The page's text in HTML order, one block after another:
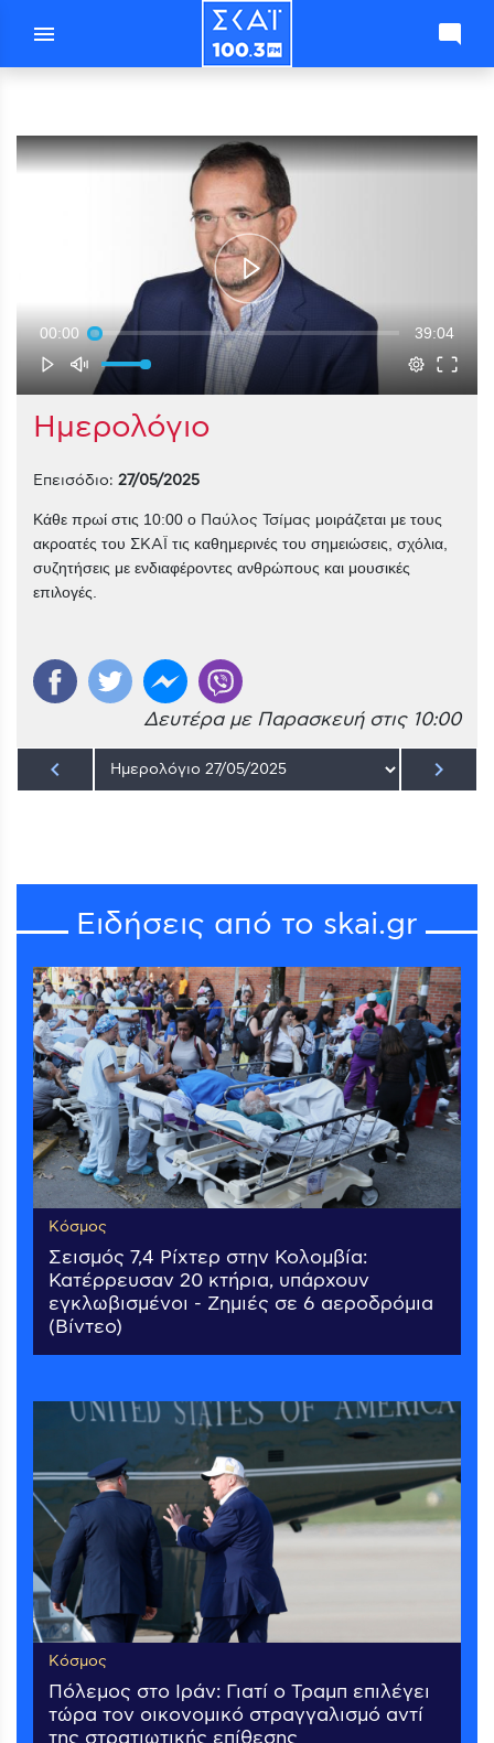
menu mode_comment
00:00 39:04
Ημερολόγιο
Επεισόδιο: 27/05/2025
Κάθε πρωί στις 10:00 ο Παύλος Τσίμας μοιράζεται με τους
ακροατές του ΣΚΑΪ τις καθημερινές του σημειώσεις, σχόλια,
συζητήσεις με ενδιαφέροντες ανθρώπους και μουσικές
επιλογές.
Δευτέρα με Παρασκευή στις 10:00
keyboard_arrow_left keyboard_arrow_right
Ειδήσεις από το skai.gr
Κόσμος
Σεισμός 7,4 Ρίχτερ στην Κολομβία:
Κατέρρευσαν 20 κτήρια, υπάρχουν
εγκλωβισμένοι - Ζημιές σε 6 αεροδρόμια
(Βίντεο)
Κόσμος
Πόλεμος στο Ιράν: Γιατί ο Τραμπ επιλέγει
τώρα τον οικονομικό στραγγαλισμό αντί